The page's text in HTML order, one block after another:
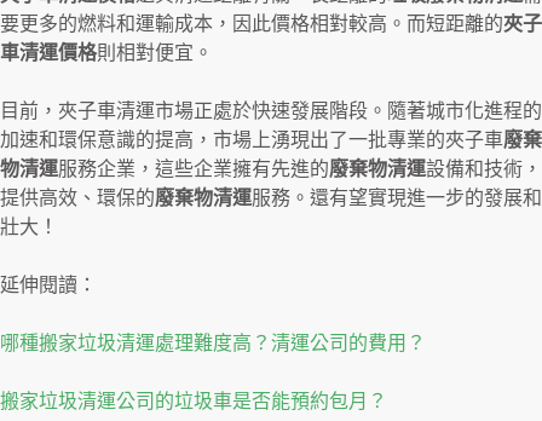
要更多的燃料和運輸成本，因此價格相對較高。而短距離的夾子
車清運價格則相對便宜。
目前，夾子車清運市場正處於快速發展階段。隨著城市化進程的
加速和環保意識的提高，市場上湧現出了一批專業的夾子車廢棄
物清運服務企業，這些企業擁有先進的廢棄物清運設備和技術，
提供高效、環保的廢棄物清運服務。還有望實現進一步的發展和
壯大！
延伸閱讀：
哪種搬家垃圾清運處理難度高？清運公司的費用？
搬家垃圾清運公司的垃圾車是否能預約包月？